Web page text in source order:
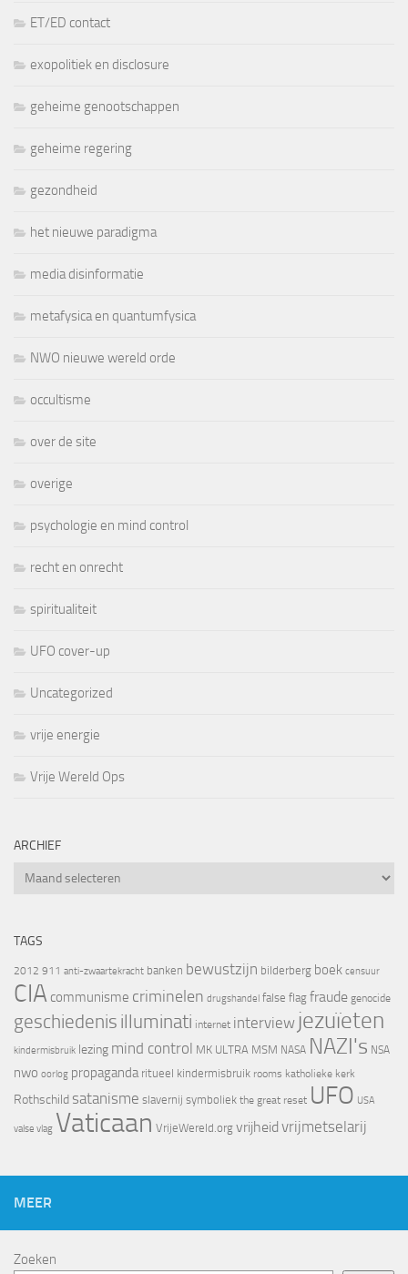
ET/ED contact
exopolitiek en disclosure
geheime genootschappen
geheime regering
gezondheid
het nieuwe paradigma
media disinformatie
metafysica en quantumfysica
NWO nieuwe wereld orde
occultisme
over de site
overige
psychologie en mind control
recht en onrecht
spiritualiteit
UFO cover-up
Uncategorized
vrije energie
Vrije Wereld Ops
ARCHIEF
Archief
TAGS
2012 911 anti-zwaartekracht banken bewustzijn bilderberg boek censuur
CIA communisme criminelen drugshandel false flag fraude genocide
geschiedenis illuminati internet interview jezuïeten
kindermisbruik lezing mind control MK ULTRA MSM NASA NAZI's NSA
nwo oorlog propaganda ritueel kindermisbruik rooms katholieke kerk
Rothschild satanisme slavernij symboliek the great reset UFO USA
valse vlag Vaticaan VrijeWereld.org vrijheid vrijmetselarij
MEER
Zoeken